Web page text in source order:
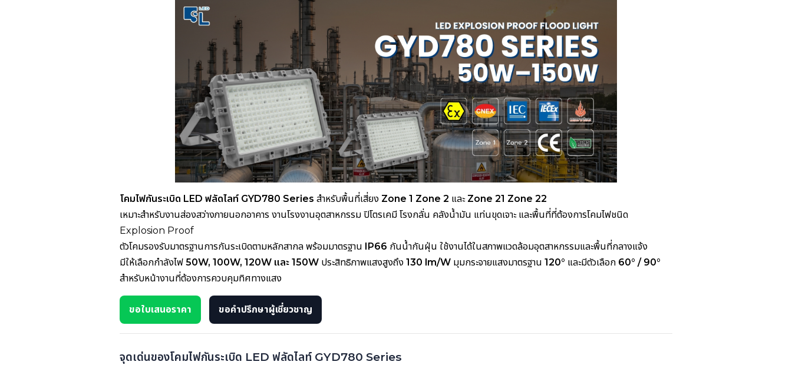
โคมไฟกันระเบิด LED ฟลัดไลท์ GYD780 Series สำหรับพื้นที่เสี่ยง Zone 1 Zone 2 และ Zone 21 Zone 22
เหมาะสำหรับงานส่องสว่างภายนอกอาคาร งานโรงงานอุตสาหกรรม ปิโตรเคมี โรงกลั่น คลังน้ำมัน แท่นขุดเจาะ และพื้นที่ที่ต้องการโคมไฟชนิด
Explosion Proof
ตัวโคมรองรับมาตรฐานการกันระเบิดตามหลักสากล พร้อมมาตรฐาน
IP66 กันน้ำกันฝุ่น ใช้งานได้ในสภาพแวดล้อมอุตสาหกรรมและพื้นที่กลางแจ้ง
มีให้เลือกกำลังไฟ 50W, 100W, 120W และ 150W ประสิทธิภาพแสงสูงถึง 130 lm/W มุมกระจายแสงมาตรฐาน 120° และมีตัวเลือก 60° / 90°
สำหรับหน้างานที่ต้องการควบคุมทิศทางแสง
ขอใบเสนอราคา ขอคำปรึกษาผู้เชี่ยวชาญ
จุดเด่นของโคมไฟกันระเบิด LED ฟลัดไลท์ GYD780 Series